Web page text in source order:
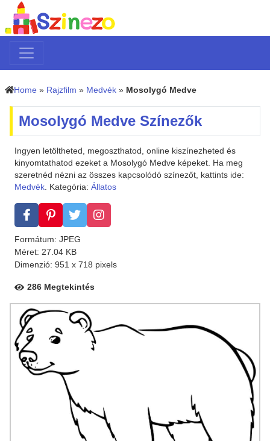
Home » Rajzfilm » Medvék » Mosolygó Medve
Mosolygó Medve Színezők
Ingyen letöltheted, megoszthatod, online kiszínezheted és
kinyomtathatod ezeket a Mosolygó Medve képeket. Ha meg
szeretnéd nézni az összes kapcsolódó színezőt, kattints ide:
Medvék. Kategória: Állatos
Formátum: JPEG
Méret: 27.04 KB
Dimenzió: 951 x 718 pixels
286 Megtekintés